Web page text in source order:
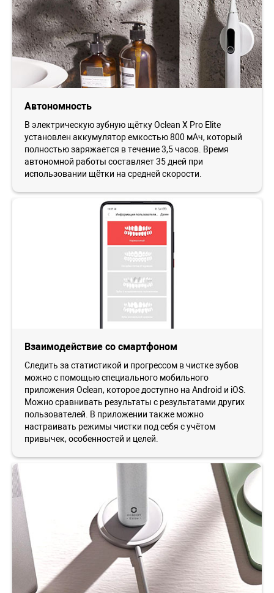
Автономность
В электрическую зубную щётку Oclean X Pro Elite
установлен аккумулятор емкостью 800 мАч, который
полностью заряжается в течение 3,5 часов. Время
автономной работы составляет 35 дней при
использовании щётки на средней скорости.
Взаимодействие со смартфоном
Следить за статистикой и прогрессом в чистке зубов
можно с помощью специального мобильного
приложения Oclean, которое доступно на Android и iOS.
Можно сравнивать результаты с результатами других
пользователей. В приложении также можно
настраивать режимы чистки под себя с учётом
привычек, особенностей и целей.